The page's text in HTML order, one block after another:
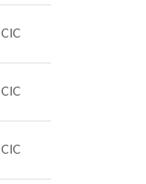
CIC
CIC
CIC